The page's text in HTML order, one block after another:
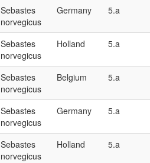
Sebastes
norvegicus
Germany 5.a
Sebastes
norvegicus
Holland 5.a
Sebastes
norvegicus
Belgium 5.a
Sebastes
norvegicus
Germany 5.a
Sebastes
norvegicus
Holland 5.a